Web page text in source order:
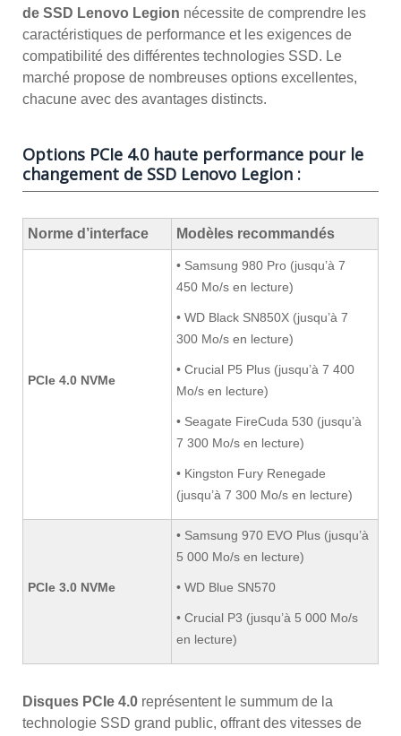
de SSD Lenovo Legion nécessite de comprendre les
caractéristiques de performance et les exigences de
compatibilité des différentes technologies SSD. Le
marché propose de nombreuses options excellentes,
chacune avec des avantages distincts.
Options PCIe 4.0 haute performance pour le
changement de SSD Lenovo Legion :
Norme d’interface Modèles recommandés
PCIe 4.0 NVMe
• Samsung 980 Pro (jusqu’à 7
450 Mo/s en lecture)
• WD Black SN850X (jusqu’à 7
300 Mo/s en lecture)
• Crucial P5 Plus (jusqu’à 7 400
Mo/s en lecture)
• Seagate FireCuda 530 (jusqu’à
7 300 Mo/s en lecture)
• Kingston Fury Renegade
(jusqu’à 7 300 Mo/s en lecture)
PCIe 3.0 NVMe
• Samsung 970 EVO Plus (jusqu’à
5 000 Mo/s en lecture)
• WD Blue SN570
• Crucial P3 (jusqu’à 5 000 Mo/s
en lecture)
Disques PCIe 4.0 représentent le summum de la
technologie SSD grand public, offrant des vitesses de